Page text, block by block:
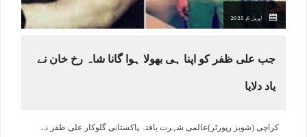
اپریل 6, 2025
جب علی ظفر کو اپنا ہی بھولا ہوا گانا شاہ رخ خان نے
یاد دلایا
کراچی (شوبز رپورٹر)عالمی شہرت یافتہ پاکستانی گلوکار علی ظفر نے